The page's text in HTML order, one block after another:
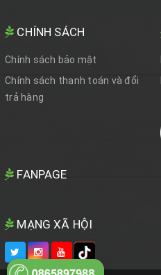
CHÍNH SÁCH
Chính sách bảo mật
Chính sách thanh toán và đổi
trả hàng
FANPAGE
MẠNG XÃ HỘI